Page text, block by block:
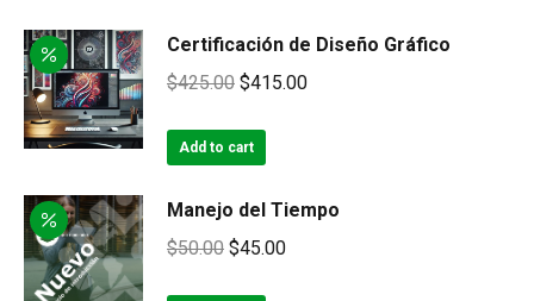
Certificación de Diseño Gráfico
$425.00 Original
was:
$415.00Current
Add to cart
Manejo del Tiempo
$50.00 Original
$45.00Current